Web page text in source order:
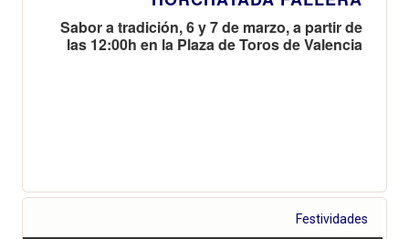
Sabor a tradición, 6 y 7 de marzo, a partir de
las 12:00h en la Plaza de Toros de Valencia
Festividades